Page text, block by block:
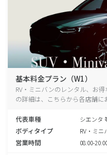
基本料金プラン（W1）
RV・ミニバンのレンタル、お
の詳細は、こちらから各店舗に
代表車種 シエンタ
ボディタイプ RV・ミニ
営業時間 08:00-